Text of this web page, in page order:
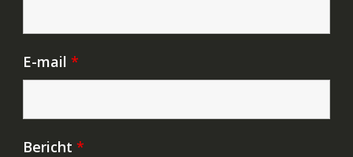
E-mail *
Bericht *